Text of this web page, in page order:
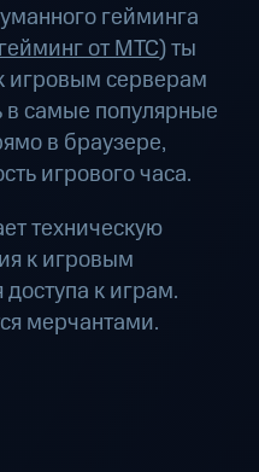
гейминга
от МТС) ты
игровым серверам
в самые популярные
в браузере,
игрового часа.
техническую
к игровым
к играм.
мерчантами.